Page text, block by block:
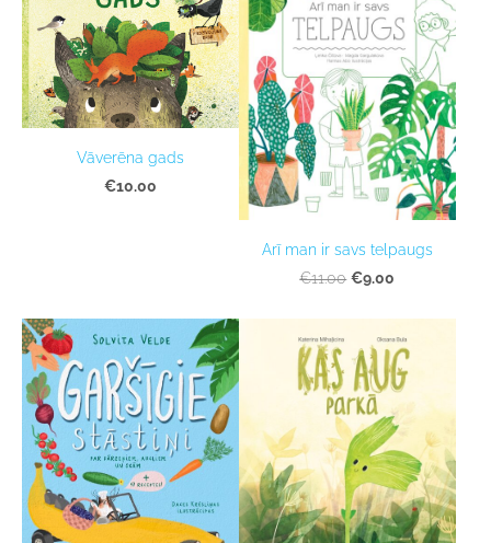
Vāverēna gads
€10.00
Arī man ir savs telpaugs
€11.00 €9.00